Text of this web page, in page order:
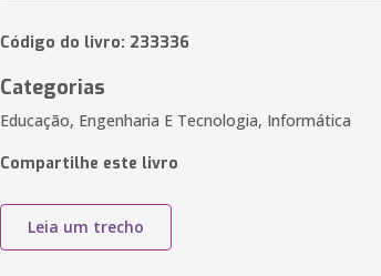
Código do livro: 233336
Categorias
Educação, Engenharia E Tecnologia, Informática
Compartilhe este livro
Leia um trecho